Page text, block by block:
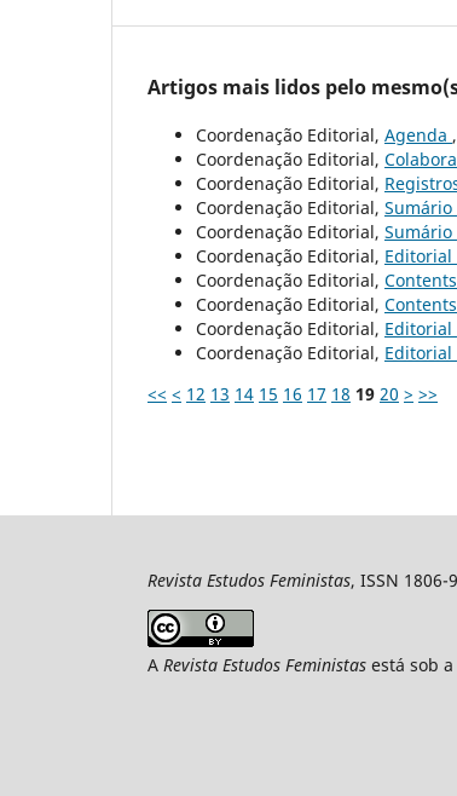
Artigos mais lidos pelo
Coordenação Editorial, Agenda ,
Coordenação Editorial,
Coordenação Editorial,
Coordenação Editorial, Sumário
Coordenação Editorial, Sumário
Coordenação Editorial, Editorial
Coordenação Editorial, Contents
Coordenação Editorial, Contents
Coordenação Editorial, Editorial
Coordenação Editorial, Editorial
<< < 12 13 14 15 16 17 18 19 20 > >>
Revista Estudos Feministas, ISSN
A Revista Estudos Feministas está sob